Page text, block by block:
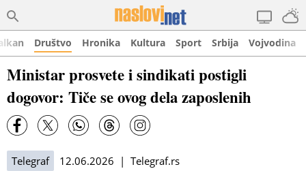
Društvo Hronika Kultura Sport Srbija Vojvodina
Ministar prosvete i sindikati postigli
dogovor: Tiče se ovog dela zaposlenih
Telegraf 12.06.2026 | Telegraf.rs